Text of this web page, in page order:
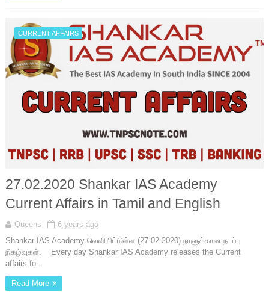
CURRENT AFFAIRS
27.02.2020 Shankar IAS Academy
Current Affairs in Tamil and English
Queens
6 years ago
Shankar IAS Academy வெளியிட்டுள்ள (27.02.2020) நாளுக்கான நடப்பு
நிகழ்வுகள். Every day Shankar IAS Academy releases the Current
affairs fo...
Read More